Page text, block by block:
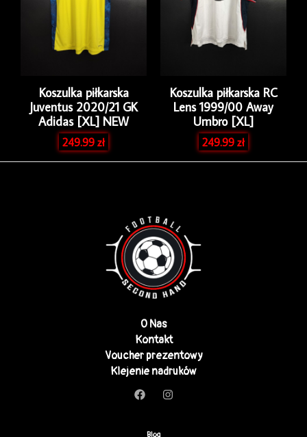
Koszulka piłkarska
Juventus 2020/21 GK
Adidas [XL] NEW
249.99zł
Koszulka piłkarska RC
Lens 1999/00 Away
Umbro [XL]
249.99zł
O Nas
Kontakt
Voucher prezentowy
Klejenie nadruków
Blog